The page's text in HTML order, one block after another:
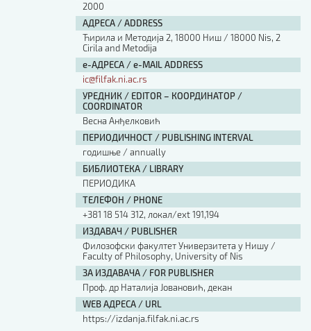
2000
АДРЕСА / ADDRESS
Ћирила и Методија 2, 18000 Ниш / 18000 Nis, 2
Cirila and Metodija
е-АДРЕСА / e-MAIL ADDRESS
ic@filfak.ni.ac.rs
УРЕДНИК / EDITOR – КООРДИНАТОР /
COORDINATOR
Весна Анђелковић
ПЕРИОДИЧНОСТ / PUBLISHING INTERVAL
годишње / annually
БИБЛИОТЕКА / LIBRARY
ПЕРИОДИКА
ТЕЛЕФОН / PHONE
+381 18 514 312, локал/ext 191,194
ИЗДАВАЧ / PUBLISHER
Филозофски факултет Универзитета у Нишу /
Faculty of Philosophy, University of Nis
ЗА ИЗДАВАЧА / FOR PUBLISHER
Проф. др Наталија Јовановић, декан
WEB АДРЕСА / URL
https://izdanja.filfak.ni.ac.rs